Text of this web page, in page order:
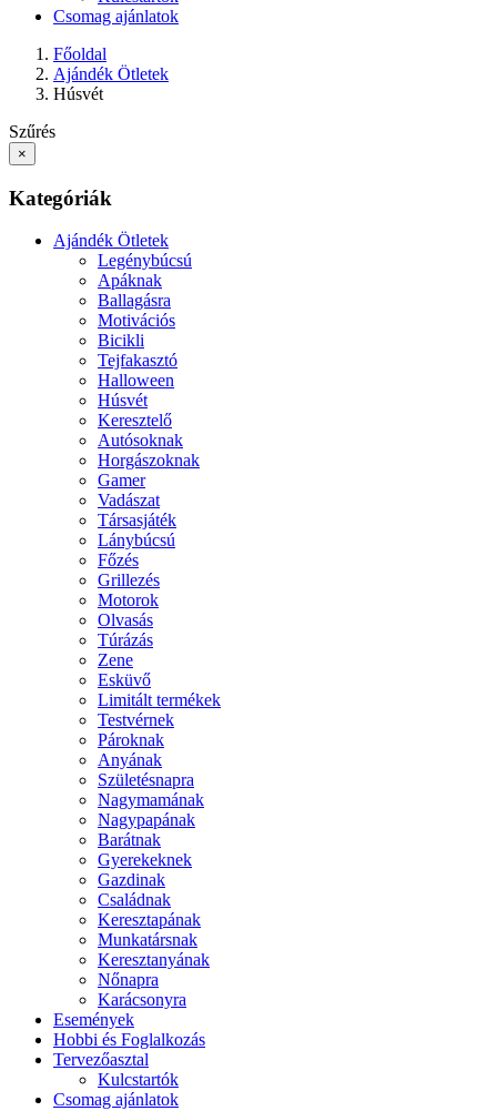
Csomag ajánlatok
Főoldal
Ajándék Ötletek
Húsvét
Szűrés
×
Kategóriák
Ajándék Ötletek
Legénybúcsú
Apáknak
Ballagásra
Motivációs
Bicikli
Tejfakasztó
Halloween
Húsvét
Keresztelő
Autósoknak
Horgászoknak
Gamer
Vadászat
Társasjáték
Lánybúcsú
Főzés
Grillezés
Motorok
Olvasás
Túrázás
Zene
Esküvő
Limitált termékek
Testvérnek
Pároknak
Anyának
Születésnapra
Nagymamának
Nagypapának
Barátnak
Gyerekeknek
Gazdinak
Családnak
Keresztapának
Munkatársnak
Keresztanyának
Nőnapra
Karácsonyra
Események
Hobbi és Foglalkozás
Tervezőasztal
Kulcstartók
Csomag ajánlatok